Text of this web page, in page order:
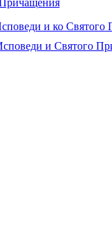
и Святого